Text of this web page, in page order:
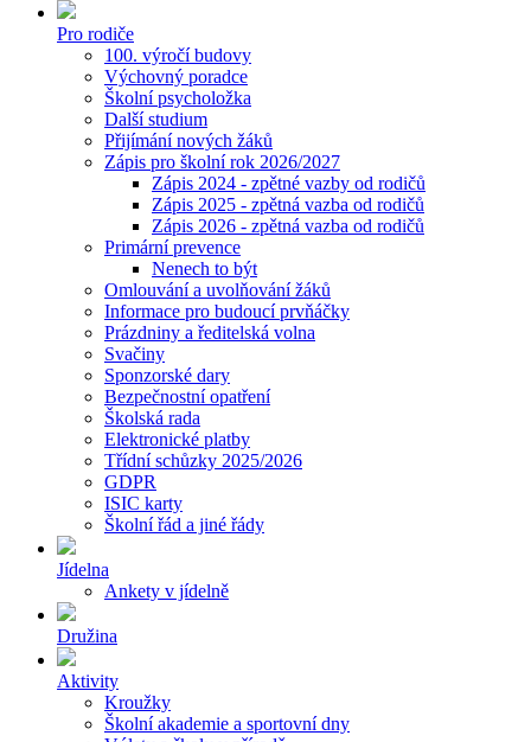
Pro rodiče
100. výročí budovy
Výchovný poradce
Školní psycholožka
Další studium
Přijímání nových žáků
Zápis pro školní rok 2026/2027
Zápis 2024 - zpětné vazby od rodičů
Zápis 2025 - zpětná vazba od rodičů
Zápis 2026 - zpětná vazba od rodičů
Primární prevence
Nenech to být
Omlouvání a uvolňování žáků
Informace pro budoucí prvňáčky
Prázdniny a ředitelská volna
Svačiny
Sponzorské dary
Bezpečnostní opatření
Školská rada
Elektronické platby
Třídní schůzky 2025/2026
GDPR
ISIC karty
Školní řád a jiné řády
Jídelna
Ankety v jídelně
Družina
Aktivity
Kroužky
Školní akademie a sportovní dny